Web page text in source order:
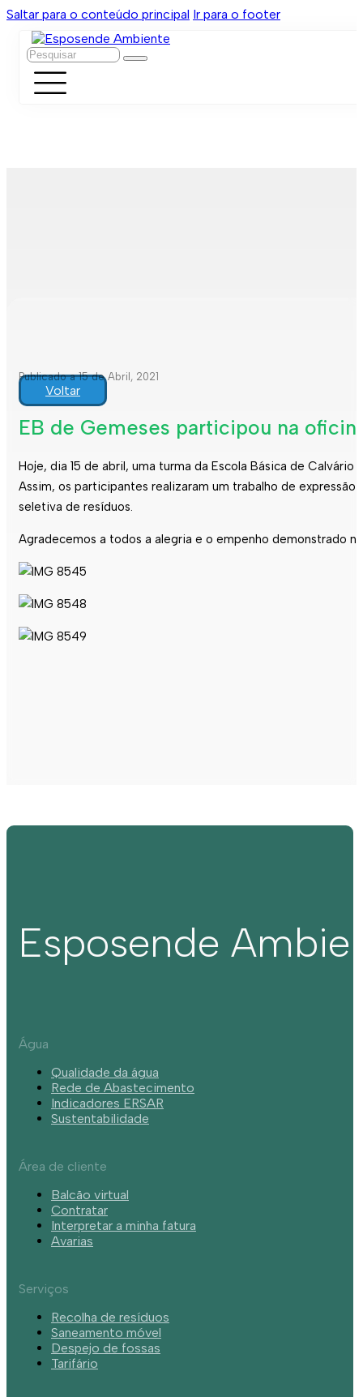
Saltar para o conteúdo principal Ir para o footer
Pesquisar
Publicado a 15 de Abril, 2021
Voltar
EB de Gemeses participou na
Hoje, dia 15 de abril, uma turma da Escola Básica de
Assim, os participantes realizaram um trabalho de
seletiva de resíduos.
Agradecemos a todos a alegria e o empenho demonstrado
Esposende
Água
Qualidade da água
Rede de Abastecimento
Indicadores ERSAR
Sustentabilidade
Área de cliente
Balcão virtual
Contratar
Interpretar a minha fatura
Avarias
Serviços
Recolha de resíduos
Saneamento móvel
Despejo de fossas
Tarifário